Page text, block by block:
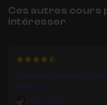
Ces autres cours
intéresser
4.8888888888889
Formation Apprendre
Photo 2.x
Gilles Pfeiffer